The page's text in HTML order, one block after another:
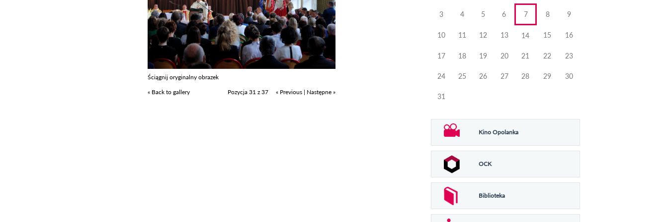
Ściągnij oryginalny obrazek
« Back to gallery
Pozycja 31 z 37 « Previous | Następne »
3 4 5 6 7 8 9
10 11 12 13 14 15 16
17 18 19 20 21 22 23
24 25 26 27 28 29 30
31
Kino Opolanka
OCK
Biblioteka